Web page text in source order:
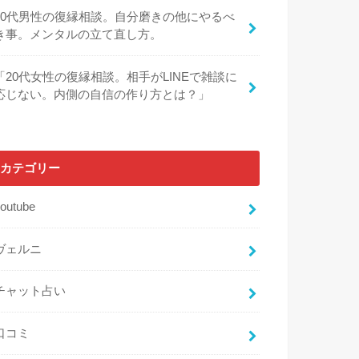
代男性の復縁相談。自分磨きの他にやるべ
事。メンタルの立て直し方。
20代女性の復縁相談。相手がLINEで雑談に
じない。内側の自信の作り方とは？」
カテゴリー
ェルニ
ャット占い
コミ